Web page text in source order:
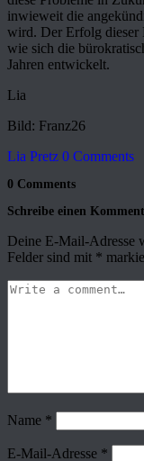
inwieweit die
wird. Der Erfolg dieser
wie sich die
Jahren entwickelt.
Lia
Bild: Franz26
Lia Pretz 0 Comments
0 Comments
Schreibe einen
Deine E-Mail-Adresse
Felder sind mit *
Name *
E-Mail-Adresse *